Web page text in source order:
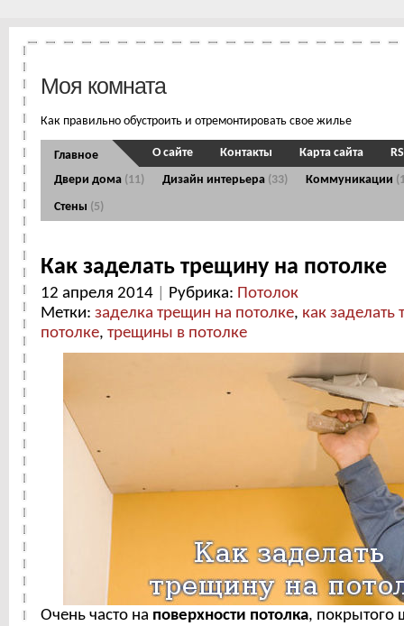
Моя комната
Как правильно обустроить и отремонтировать свое жилье
Главное
Двери дома (11) Дизайн интерьера (33) Коммуникации
Стены (5)
О сайте Контакты Карта сайта
Как заделать трещину на потолке
12 апреля 2014 Рубрика: Потолок
Метки: заделка трещин на потолке, как заделать
потолке, трещины в потолке
Очень часто на поверхности потолка, покрытого